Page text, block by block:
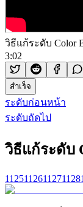
วิธีแก้ระดับ Color
3:02
สำเร็จ
ระดับก่อนหน้า
ระดับถัดไป
วิธีแก้ระดับ
1125112611271128